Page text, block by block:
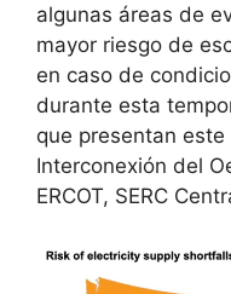
algunas áreas de
mayor riesgo de
en caso de
durante esta
que presentan
Interconexión del
ERCOT, SERC